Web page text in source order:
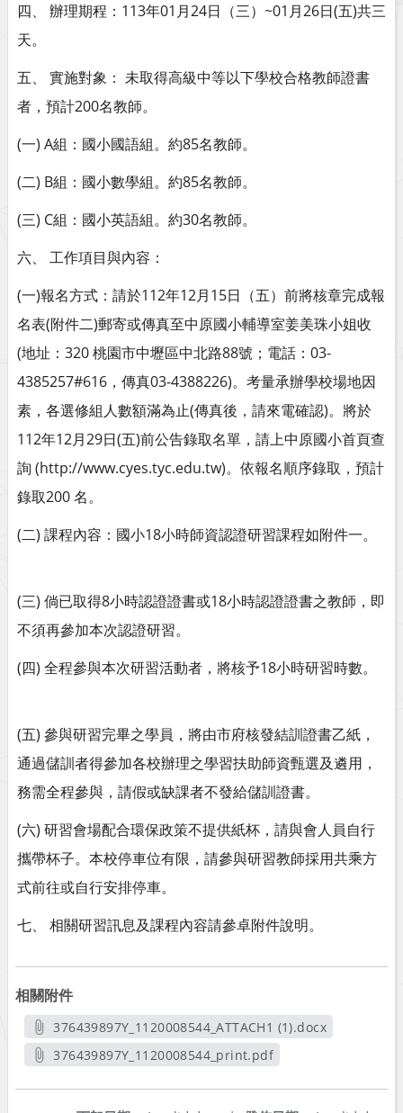
四、 辦理期程：113年01月24日（三）~01月26日(五)共三
天。
五、 實施對象： 未取得高級中等以下學校合格教師證書
者，預計200名教師。
(一) A組：國小國語組。約85名教師。
(二) B組：國小數學組。約85名教師。
(三) C組：國小英語組。約30名教師。
六、 工作項目與內容：
(一)報名方式：請於112年12月15日（五）前將核章完成報
名表(附件二)郵寄或傳真至中原國小輔導室姜美珠小姐收
(地址：320 桃園市中壢區中北路88號；電話：03-
4385257#616，傳真03-4388226)。考量承辦學校場地因
素，各選修組人數額滿為止(傳真後，請來電確認)。將於
112年12月29日(五)前公告錄取名單，請上中原國小首頁查
詢 (http://www.cyes.tyc.edu.tw)。依報名順序錄取，預計
錄取200 名。
(二) 課程內容：國小18小時師資認證研習課程如附件一。
(三) 倘已取得8小時認證證書或18小時認證證書之教師，即
不須再參加本次認證研習。
(四) 全程參與本次研習活動者，將核予18小時研習時數。
(五) 參與研習完畢之學員，將由市府核發結訓證書乙紙，
通過儲訓者得參加各校辦理之學習扶助師資甄選及遴用，
務需全程參與，請假或缺課者不發給儲訓證書。
(六) 研習會場配合環保政策不提供紙杯，請與會人員自行
攜帶杯子。本校停車位有限，請參與研習教師採用共乘方
式前往或自行安排停車。
七、 相關研習訊息及課程內容請參卓附件說明。
相關附件
376439897Y_1120008544_ATTACH1 (1).docx
另開新視窗
376439897Y_1120008544_print.pdf